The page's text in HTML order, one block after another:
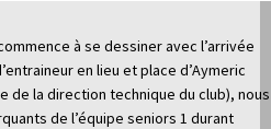
à se dessiner avec l’arrivée
en lieu et place d’Aymeric
de la direction technique du club), nous
de l’équipe seniors 1 durant